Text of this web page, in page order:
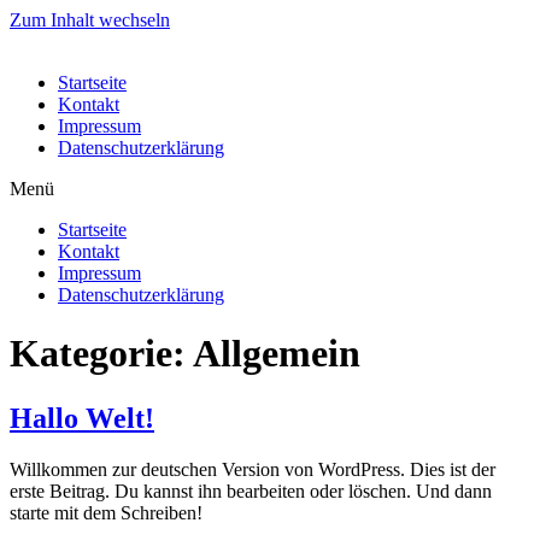
Zum Inhalt wechseln
Startseite
Kontakt
Impressum
Datenschutzerklärung
Menü
Startseite
Kontakt
Impressum
Datenschutzerklärung
Kategorie: Allgemein
Hallo Welt!
Willkommen zur deutschen Version von WordPress. Dies ist der
erste Beitrag. Du kannst ihn bearbeiten oder löschen. Und dann
starte mit dem Schreiben!